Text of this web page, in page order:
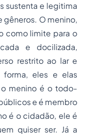
sustenta e legitima
O menino,
como limite para o
e docilizada,
restrito ao lar e
forma, eles e elas
o menino é o todo-
e é membro
é o cidadão, ele é
quiser ser. Já a